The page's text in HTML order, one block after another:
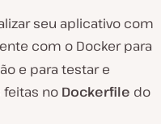
seu aplicativo com
com o Docker para
e para testar e
feitas no Dockerfile do